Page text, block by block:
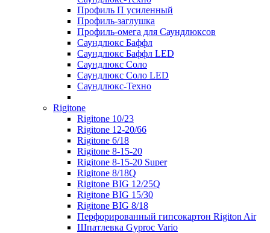
Профиль П усиленный
Профиль-заглушка
Профиль-омега для Саундлюксов
Саундлюкс Баффл
Саундлюкс Баффл LED
Саундлюкс Соло
Саундлюкс Соло LED
Саундлюкс-Техно
Rigitone
Rigitone 10/23
Rigitone 12-20/66
Rigitone 6/18
Rigitone 8-15-20
Rigitone 8-15-20 Super
Rigitone 8/18Q
Rigitone BIG 12/25Q
Rigitone BIG 15/30
Rigitone BIG 8/18
Перфорированный гипсокартон Rigiton Air
Шпатлевка Gyproc Vario